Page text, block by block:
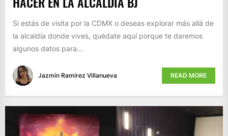
Si estás de visita por la CDMX o deseas explorar más allá de
la alcaldía donde vives, quédate aquí porque te daremos
algunos datos para...
Jazmín Ramírez Villanueva READ MORE